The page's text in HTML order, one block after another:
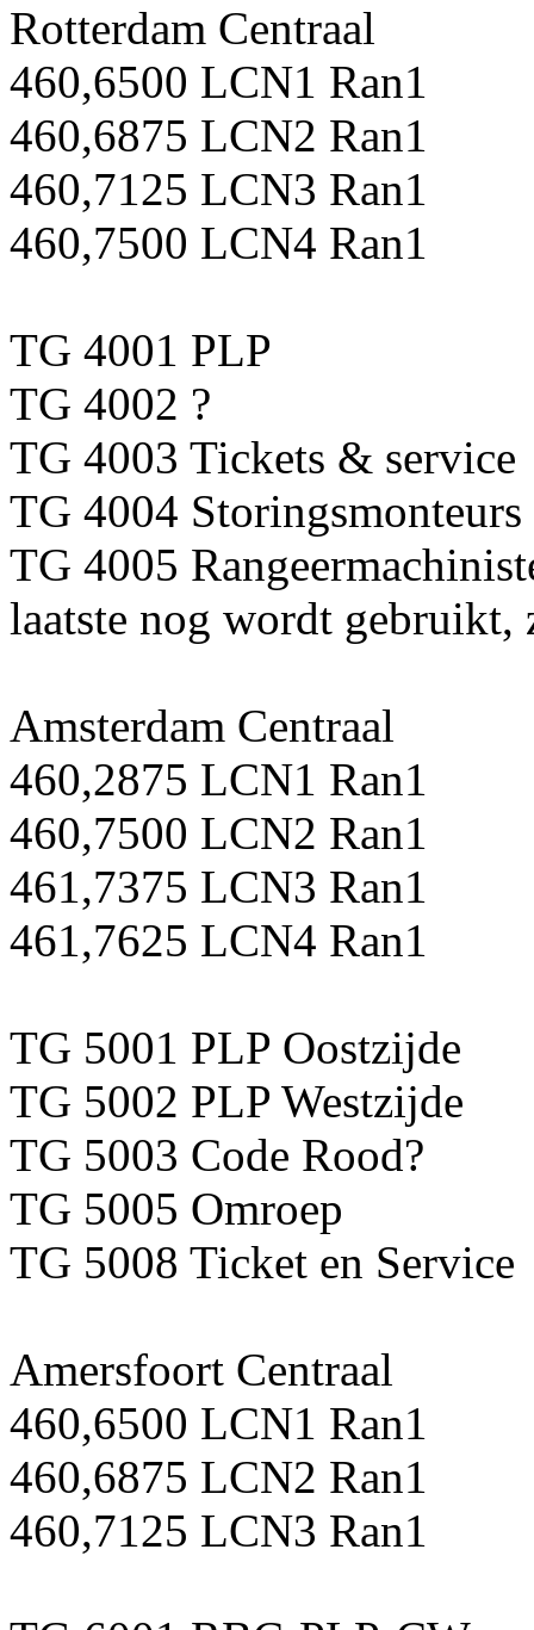
Rotterdam Centraal
460,6500 LCN1 Ran1
460,6875 LCN2 Ran1
460,7125 LCN3 Ran1
460,7500 LCN4 Ran1
TG 4001 PLP
TG 4002 ?
TG 4003 Tickets & service
TG 4004 Storingsmonteurs
TG 4005
laatste nog wordt gebruikt,
Amsterdam Centraal
460,2875 LCN1 Ran1
460,7500 LCN2 Ran1
461,7375 LCN3 Ran1
461,7625 LCN4 Ran1
TG 5001 PLP Oostzijde
TG 5002 PLP Westzijde
TG 5003 Code Rood?
TG 5005 Omroep
TG 5008 Ticket en Service
Amersfoort Centraal
460,6500 LCN1 Ran1
460,6875 LCN2 Ran1
460,7125 LCN3 Ran1